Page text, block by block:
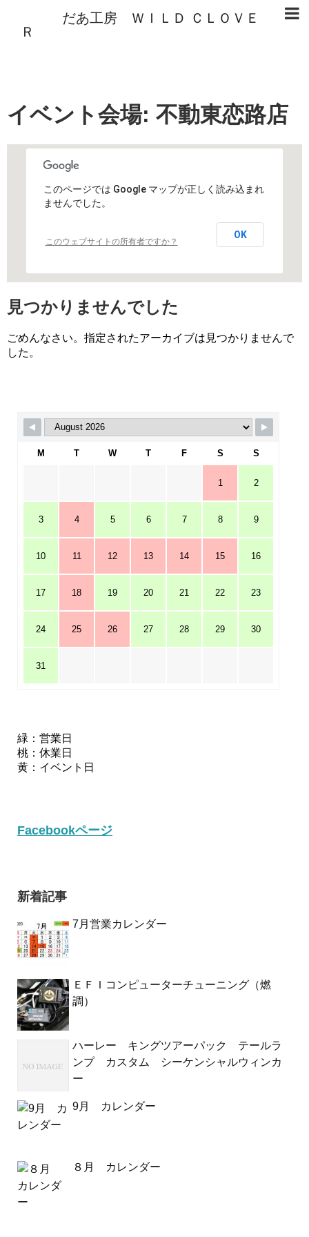
だあ工房 ＷＩＬＤ ＣＬＯＶＥ
Ｒ
イベント会場: 不動東恋路店
このページでは Google マップが正しく読み込まれ
ませんでした。
このウェブサイトの所有者ですか？
OK
見つかりませんでした
ごめんなさい。指定されたアーカイブは見つかりませんで
した。
M T W T F S S
1 2
3 4 5 6 7 8 9
10 11 12 13 14 15 16
17 18 19 20 21 22 23
24 25 26 27 28 29 30
31
緑：営業日
桃：休業日
黄：イベント日
Facebookページ
新着記事
7月営業カレンダー
ＥＦＩコンピューターチューニング（燃
調）
ハーレー キングツアーパック テールラ
ンプ カスタム シーケンシャルウィンカ
ー
9月 カレンダー
８月 カレンダー